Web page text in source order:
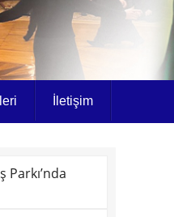
İletişim
Parkı’nda